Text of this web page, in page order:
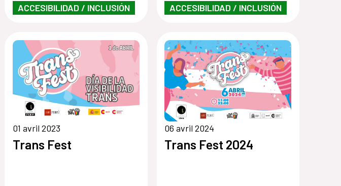
ACCESIBILIDAD / INCLUSIÓN ACCESIBILIDAD / INCLUSIÓN
01 avril 2023
Trans Fest
06 avril 2024
Trans Fest 2024